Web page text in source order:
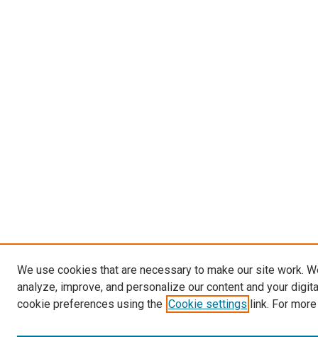
We use cookies that are necessary to make our site work.
analyze, improve, and personalize our content and your
cookie preferences using the Cookie settings link. For